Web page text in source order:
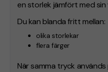
en storlek jämfört med
Du kan blanda fritt mellan:
olika storlekar
flera färger
När samma tryck